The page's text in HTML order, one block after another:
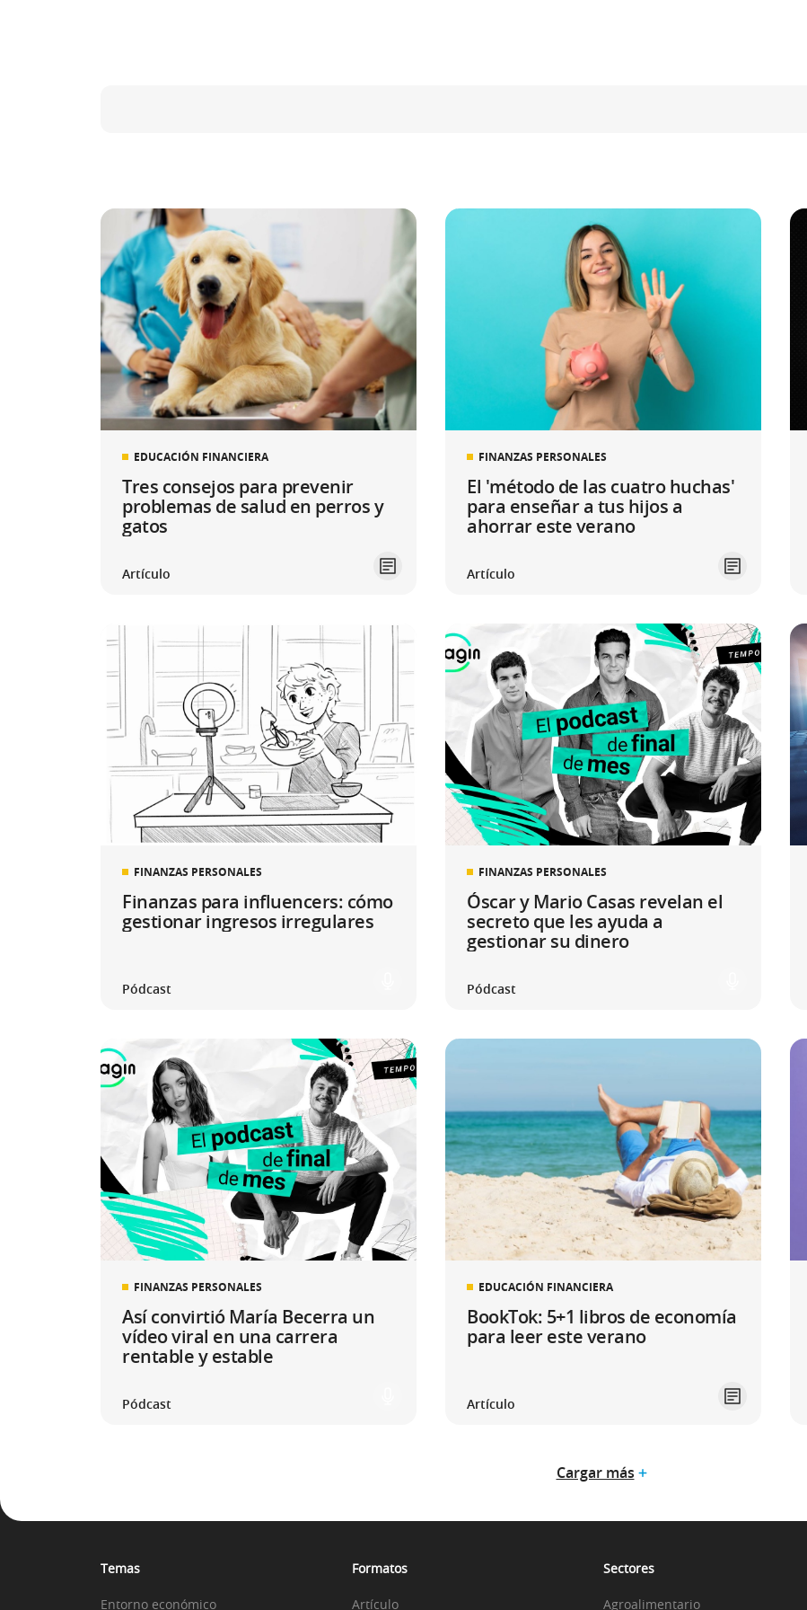
EDUCACIÓN FINANCIERA
Tres consejos para prevenir
problemas de salud en perros y
gatos
Artículo
FINANZAS PERSONALES
El 'método de las cuatro huchas'
para enseñar a tus hijos a
ahorrar este verano
Artículo
FINANZAS PERSONALES
Finanzas para influencers: cómo
gestionar ingresos irregulares
Pódcast
FINANZAS PERSONALES
Óscar y Mario Casas revelan el
secreto que les ayuda a
gestionar su dinero
Pódcast
FINANZAS PERSONALES
Así convirtió María Becerra un
vídeo viral en una carrera
rentable y estable
Pódcast
EDUCACIÓN FINANCIERA
BookTok: 5+1 libros de economía
para leer este verano
Artículo
Cargar más
Temas
Entorno económico
Formatos
Artículo
Sectores
Agroalimentario